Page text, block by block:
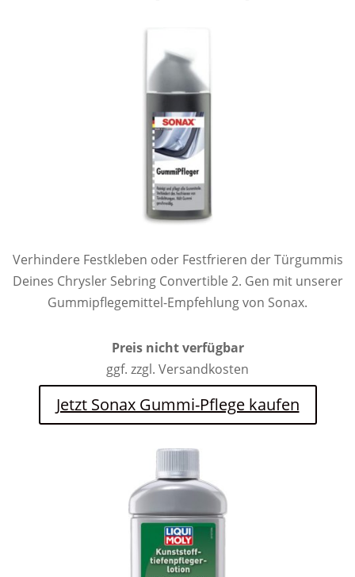
Verhindere Festkleben oder Festfrieren der Türgummis
Deines Chrysler Sebring Convertible 2. Gen mit unserer
Gummipflegemittel-Empfehlung von Sonax.
Preis nicht verfügbar
ggf. zzgl. Versandkosten
Jetzt Sonax Gummi-Pflege kaufen